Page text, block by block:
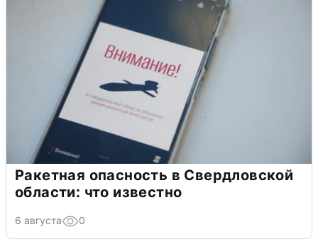
Ракетная опасность в Свердловской
области: что известно
6 августа 0